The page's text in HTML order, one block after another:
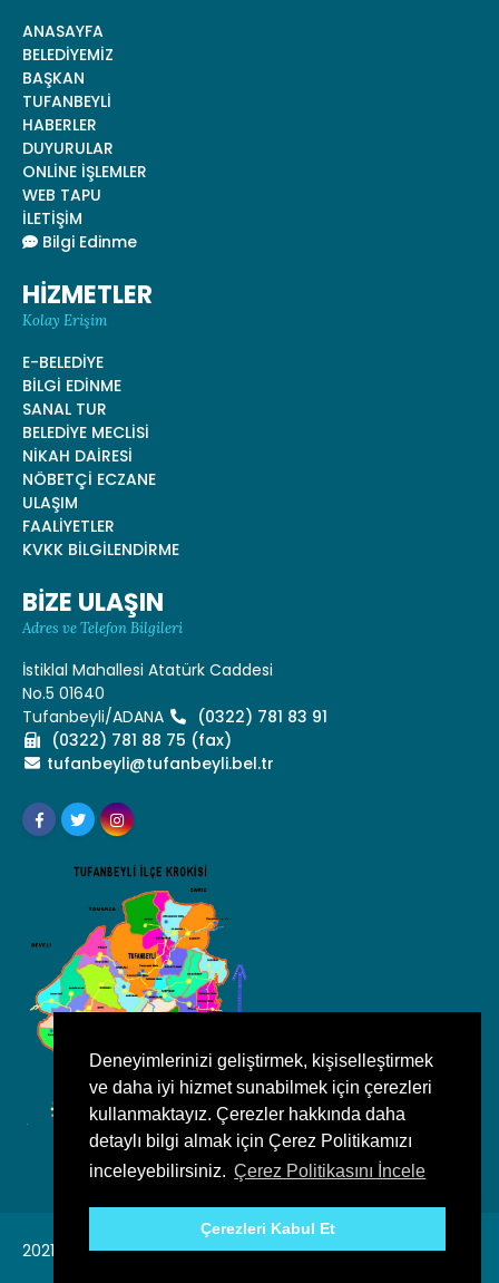
Deneyimlerinizi geliştirmek, kişiselleştirmek
ve daha iyi hizmet sunabilmek için çerezleri
kullanmaktayız. Çerezler hakkında daha
detaylı bilgi almak için Çerez Politikamızı
inceleyebilirsiniz. Çerez Politikasını İncele
Çerezleri Kabul Et
ANASAYFA
BELEDİYEMİZ
BAŞKAN
TUFANBEYLİ
HABERLER
DUYURULAR
ONLİNE İŞLEMLER
WEB TAPU
İLETİŞİM
Bilgi Edinme
HİZMETLER
Kolay Erişim
E-BELEDİYE
BİLGİ EDİNME
SANAL TUR
BELEDİYE MECLİSİ
NİKAH DAİRESİ
NÖBETÇİ ECZANE
ULAŞIM
FAALİYETLER
KVKK BİLGİLENDİRME
BİZE ULAŞIN
Adres ve Telefon Bilgileri
İstiklal Mahallesi Atatürk Caddesi
No.5 01640
Tufanbeyli/ADANA
(0322) 781 83 91
(0322) 781 88 75 (fax)
tufanbeyli@tufanbeyli.bel.tr
2021, Tufanbeyli Belediyesi